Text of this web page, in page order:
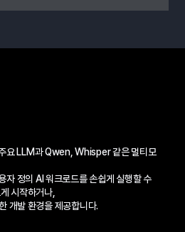
요 LLM과 Qwen, Whisper 같은 멀티모
정의 AI 워크로드를 손쉽게 실행할 수
시작하거나,
개발 환경을 제공합니다.